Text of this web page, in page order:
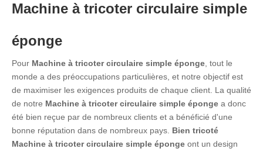
Machine à tricoter circulaire simple
éponge
Pour Machine à tricoter circulaire simple éponge, tout le
monde a des préoccupations particulières, et notre objectif est
de maximiser les exigences produits de chaque client. La qualité
de notre Machine à tricoter circulaire simple éponge a donc
été bien reçue par de nombreux clients et a bénéficié d'une
bonne réputation dans de nombreux pays. Bien tricoté
Machine à tricoter circulaire simple éponge ont un design